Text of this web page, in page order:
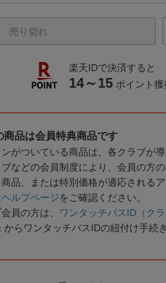
売り切れ
楽天IDで決済すると
14～15 ポイント獲
商品は会員特典商品です
ンがついている商品は、各クラブが導
などの会員制度により、会員の方
品、または特別価格が適応されるア
ヘルプページをご確認ください。
員の方は、
ワンタッチパスID（ク
からワンタッチパスIDの紐付け手続き